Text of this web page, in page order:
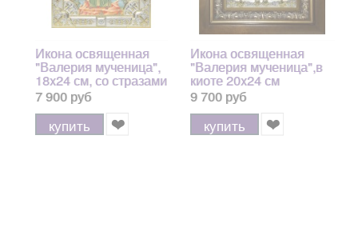
Икона освященная
"Валерия мученица",
18x24 см, со стразами
7 900 руб
купить
Икона освященная
"Валерия мученица",в
киоте 20x24 см
9 700 руб
купить